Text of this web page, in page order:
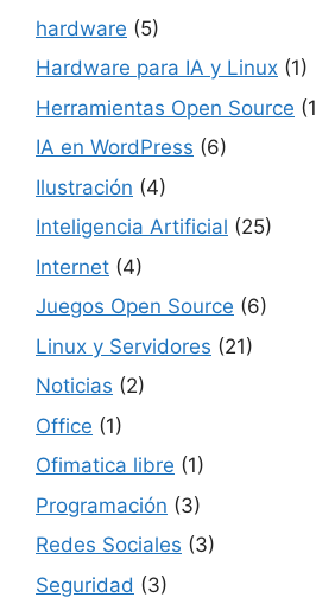
hardware (5)
Hardware para IA y Linux (1)
Herramientas Open Source
IA en WordPress (6)
Ilustración (4)
Inteligencia Artificial (25)
Internet (4)
Juegos Open Source (6)
Linux y Servidores (21)
Noticias (2)
Office (1)
Ofimatica libre (1)
Programación (3)
Redes Sociales (3)
Seguridad (3)